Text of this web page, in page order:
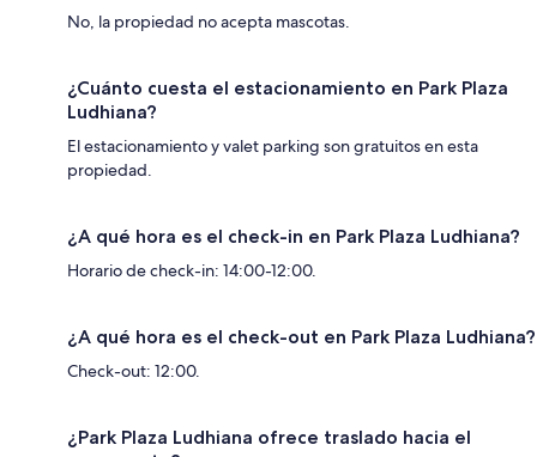
No, la propiedad no acepta mascotas.
¿Cuánto cuesta el estacionamiento en Park Plaza
Ludhiana?
El estacionamiento y valet parking son gratuitos en esta
propiedad.
¿A qué hora es el check-in en Park Plaza Ludhiana?
Horario de check-in: 14:00-12:00.
¿A qué hora es el check-out en Park Plaza Ludhiana?
Check-out: 12:00.
¿Park Plaza Ludhiana ofrece traslado hacia el